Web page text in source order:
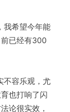
我希望今年能
已经有300
不容乐观，尤
也打响了闪
论很实效，